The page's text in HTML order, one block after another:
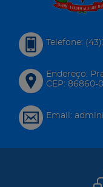
Telefone:
Endereço:
CEP: 86860-
Email: